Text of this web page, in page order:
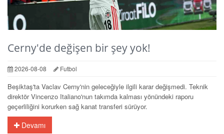
Cerny'de değişen bir şey yok!
2026-08-08 Futbol
Beşiktaş'ta Vaclav Cerny'nin geleceğiyle ilgili karar değişmedi. Teknik
direktör Vincenzo Italiano'nun takımda kalması yönündeki raporu
geçerliliğini korurken sağ kanat transferi sürüyor.
Devamı